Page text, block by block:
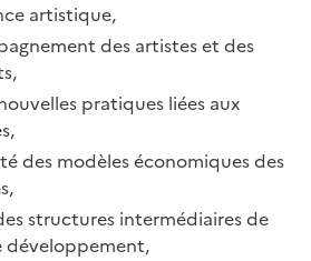
artistique,
des artistes et des
pratiques liées aux
des modèles économiques des
structures intermédiaires de